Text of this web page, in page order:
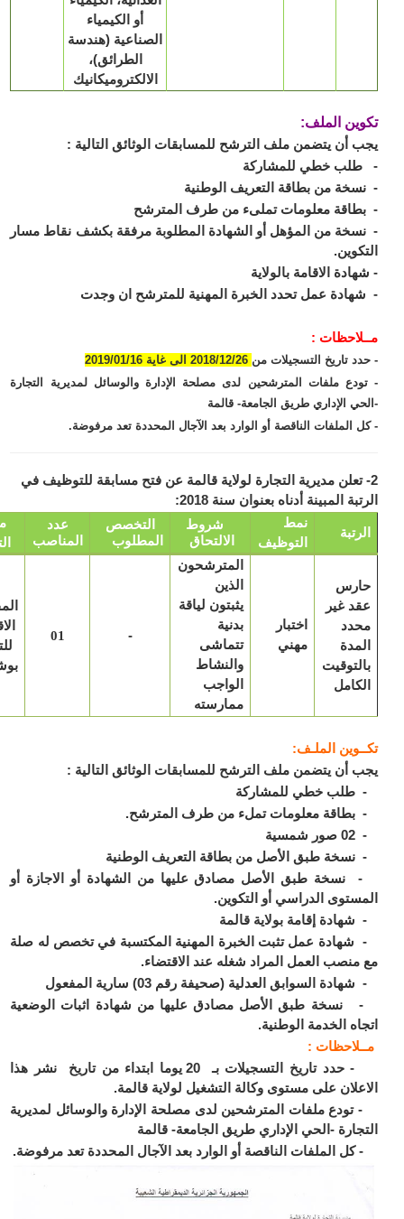
أو الكيمياء
الصناعية (هندسة
الطرائق)،
الالكتروميكانيك
الملف:
أن يتضمن ملف الترشح للمسابقات الوثائق التالية :
طلب خطي للمشاركة
من بطاقة التعريف الوطنية
معلومات تملىء من طرف المترشح
من المؤهل أو الشهادة المطلوبة مرفقة بكشف نقاط مسار
الاقامة بالولاية
عمل تحدد الخبرة المهنية للمترشح ان وجدت
:
تاريخ التسجيلات من2018/12/26 الى غاية 2019/01/16
ملفات المترشحين لدى مصلحة الإدارة والوسائل لمديرية التجارة
الإداري طريق الجامعة- قالمة
الملفات الناقصة أو الوارد بعد الآجال المحددة تعد مرفوضة.
تعلن مديرية التجارة لولاية قالمة عن فتح مسابقة للتوظيف في
المبينة أدناه بعنوان سنة 2018:
التوظيف
الالتحاق
التخصص
المطلوب
عدد
المناصب
التعيين
غير
اختبار
مهني
المترشحون
يثبتون لياقة
بدنية
تتماشى
والنشاط
ممارسته
المفتشية
الاقليمية
بوشقوف
الملـف:
أن يتضمن ملف الترشح للمسابقات الوثائق التالية :
خطي للمشاركة
معلومات تملء من طرف المترشح.
طبق الأصل من بطاقة التعريف الوطنية
طبق الأصل مصادق عليها من الشهادة أو الاجازة أو
الدراسي أو التكوين.
إقامة بولاية قالمة
عمل تثبت الخبرة المهنية المكتسبة في تخصص له صلة
العمل المراد شغله عند الاقتضاء.
السوابق العدلية (صحيفة رقم 03) سارية المفعول
طبق الأصل مصادق عليها من شهادة اثبات الوضعية
الخدمة الوطنية.
:
- حدد تاريخ التسجيلات بـ 20 يوما ابتداء من تاريخ نشر هذا
على مستوى وكالة التشغيل لولاية قالمة.
ملفات المترشحين لدى مصلحة الإدارة والوسائل لمديرية
-الحي الإداري طريق الجامعة- قالمة
الملفات الناقصة أو الوارد بعد الآجال المحددة تعد مرفوضة.